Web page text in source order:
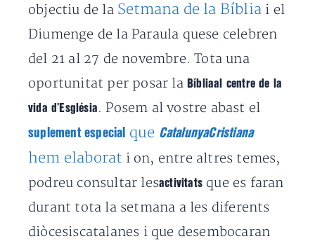
objectiu de la Setmana de la Bíblia i el
Diumenge de la Paraula quese celebren
del 21 al 27 de novembre. Tota una
oportunitat per posar la Bíbliaal centre de la
vida d’Església . Posem al vostre abast el
suplement especial que CatalunyaCristiana
hem elaborat i on, entre altres temes,
podreu consultar lesactivitats que es faran
durant tota la setmana a les diferents
diòcesiscatalanes i que desembocaran